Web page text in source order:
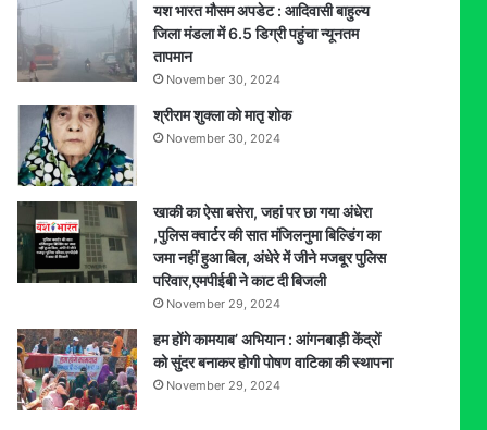
यश भारत मौसम अपडेट : आदिवासी बाहुल्य
जिला मंडला में 6.5 डिग्री पहुंचा न्यूनतम
तापमान
November 30, 2024
श्रीराम शुक्ला को मातृ शोक
November 30, 2024
खाकी का ऐसा बसेरा, जहां पर छा गया अंधेरा
,पुलिस क्वार्टर की सात मंजिलनुमा बिल्डिंग का
जमा नहीं हुआ बिल, अंधेरे में जीने मजबूर पुलिस
परिवार,एमपीईबी ने काट दी बिजली
November 29, 2024
हम होंगे कामयाब’ अभियान : आंगनबाड़ी केंद्रों
को सुंदर बनाकर होगी पोषण वाटिका की स्थापना
November 29, 2024